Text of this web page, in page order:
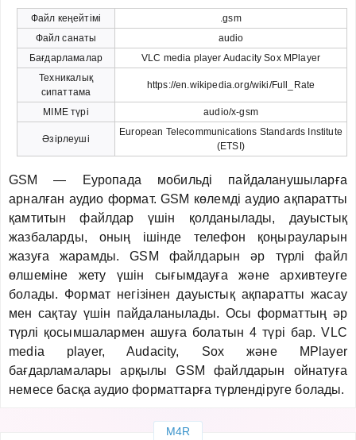
Файл кеңейтімі
.gsm
Файл санаты
audio
Бағдарламалар
VLC media player Audacity Sox MPlayer
Техникалық
сипаттама
https://en.wikipedia.org/wiki/Full_Rate
MIME түрі audio/x-gsm
Әзірлеуші
European Telecommunications Standards Institute
(ETSI)
GSM — Еуропада мобильді пайдаланушыларға
арналған аудио формат. GSM көлемді аудио ақпаратты
қамтитын файлдар үшін қолданылады, дауыстық
жазбаларды, оның ішінде телефон қоңырауларын
жазуға жарамды. GSM файлдарын әр түрлі файл
өлшеміне жету үшін сығымдауға және архивтеуге
болады. Формат негізінен дауыстық ақпаратты жасау
мен сақтау үшін пайдаланылады. Осы форматтың әр
түрлі қосымшалармен ашуға болатын 4 түрі бар. VLC
media player, Audacity, Sox және MPlayer
бағдарламалары арқылы GSM файлдарын ойнатуға
немесе басқа аудио форматтарға түрлендіруге болады.
M4R